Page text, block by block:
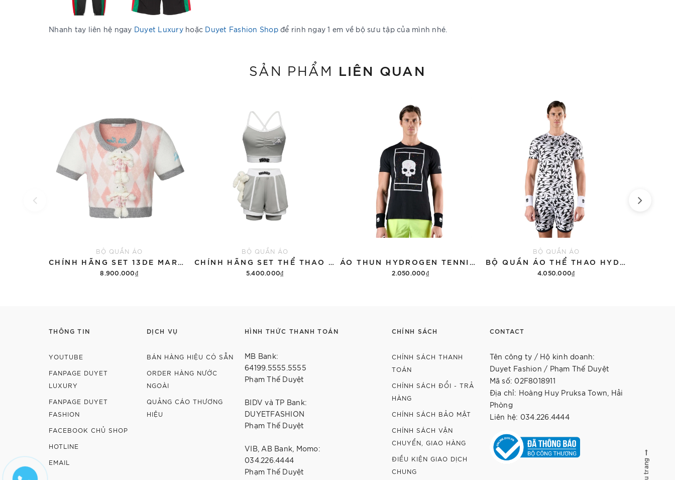
Nhanh tay liên hệ ngay Duyet Luxuryhoặc Duyet Fashion Shopđể rinh ngay 1 em về bộ sưu tập của mình nhé.
SẢN PHẨM LIÊN QUAN
BỘ QUẦN ÁO
8.900.000₫
BỘ QUẦN ÁO
5.400.000₫ 2.050.000₫
BỘ QUẦN ÁO
4.050.000₫
THÔNG TIN
YOUTUBE
FANPAGE DUYET
LUXURY
FANPAGE DUYET
FASHION
FACEBOOK CHỦ SHOP
HOTLINE
EMAIL
DỊCH VỤ
BÁN HÀNG HIỆU CÓ SẴN
ORDER HÀNG NƯỚC
NGOÀI
QUẢNG CÁO THƯƠNG
HIỆU
HÌNH THỨC THANH TOÁN
MB Bank:
64199.5555.5555
Phạm Thế Duyệt
BIDV và TP Bank:
DUYETFASHION
Phạm Thế Duyệt
VIB, AB Bank, Momo:
034.226.4444
Phạm Thế Duyệt
CHÍNH SÁCH
CHÍNH SÁCH THANH
TOÁN
CHÍNH SÁCH ĐỔI - TRẢ
HÀNG
CHÍNH SÁCH BẢO MẬT
CHÍNH SÁCH VẬN
CHUYỂN, GIAO HÀNG
ĐIỀU KIỆN GIAO DỊCH
CHUNG
CONTACT
Tên công ty / Hộ kinh doanh:
Duyet Fashion / Phạm Thế Duyệt
Mã số: 02F8018911
Địa chỉ: Hoàng Huy Pruksa Town, Hải
Phòng
Liên hệ: 034.226.4444